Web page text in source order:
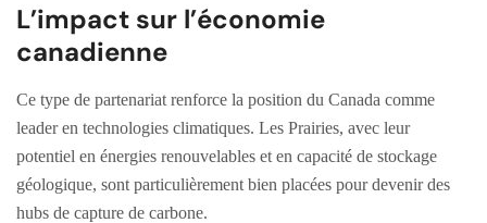
L’impact sur l’économie
canadienne
Ce type de partenariat renforce la position du Canada comme
leader en technologies climatiques. Les Prairies, avec leur
potentiel en énergies renouvelables et en capacité de stockage
géologique, sont particulièrement bien placées pour devenir des
hubs de capture de carbone.